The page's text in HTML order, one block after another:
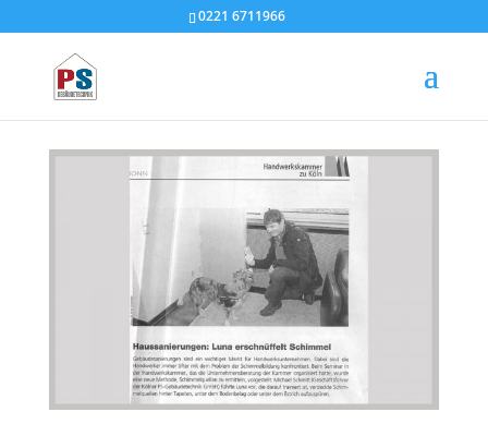
0221 6711966
Luna bei der
Handwerkskammer Köln